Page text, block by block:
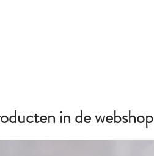
in de webshop